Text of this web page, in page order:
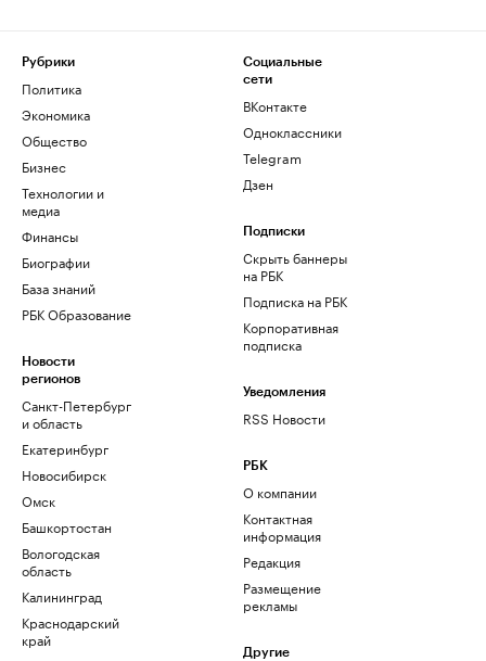
Рубрики
Политика
Экономика
Общество
Бизнес
Технологии и
медиа
Финансы
Биографии
База знаний
РБК Образование
Новости
регионов
Санкт-Петербург
и область
Екатеринбург
Новосибирск
Омск
Башкортостан
Вологодская
область
Калининград
Краснодарский
край
Социальные
сети
ВКонтакте
Одноклассники
Telegram
Дзен
Подписки
Скрыть баннеры
на РБК
Подписка на РБК
Корпоративная
подписка
Уведомления
RSS Новости
РБК
О компании
Контактная
информация
Редакция
Размещение
рекламы
Другие